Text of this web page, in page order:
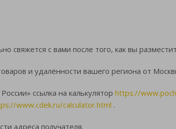
свяжется с вами после того, как вы
и удалённости вашего региона от
ссылка на калькулятор https://
www.cdek.ru/calculator.html .
адреса получателя.